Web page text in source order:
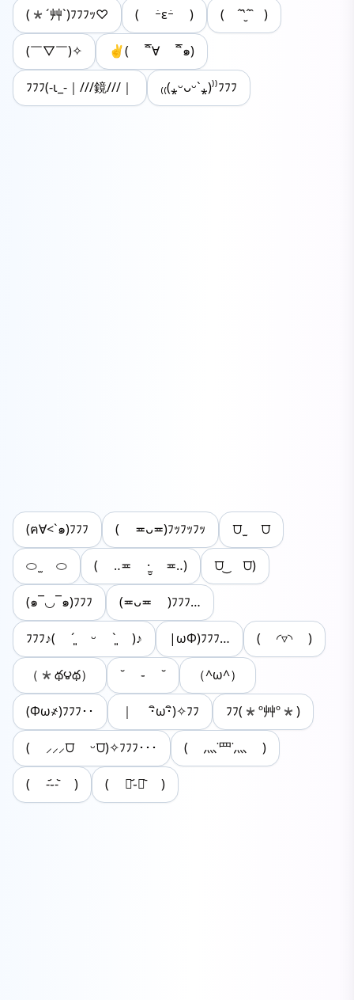
(*´艸`)ﾌﾌﾌｯ♡ ( ｰ̀εｰ́ ) ( ˆ̑‵̮ˆ̑ )
(￣▽￣)✧ ✌( ¯ิ∀ ¯ิ๑)
ﾌﾌﾌ(-ι_-｜///鏡///｜ ₍₍(⁎ᵕᴗᵕ`⁎)⁾⁾ﾌﾌﾌ
(ฅ∀<`๑)ﾌﾌﾌ ( ≖ᴗ≖​)ﾌｯﾌｯﾌｯ ⩌ ̫ ⩌
⬭ ̫ ⬭ ( ‥≖ ·̫̮ ≖‥) ⩌ ͜ ⩌)
(๑¯◡¯๑)ﾌﾌﾌ (≖ᴗ≖ )ﾌﾌﾌ…
ﾌﾌﾌ♪( ´͈ ᵕ `͈ )♪ |ωΦ)ﾌﾌﾌ… ( ◜▿◝ )
（*థ౪థ） ˘ ֊ ˘ （^ω^）
(Φω҂)ﾌﾌﾌ･･ ｜ ･ิω･ิ)✧ﾌﾌ ﾌﾌ(*º艸º*)
( ⸝⸝⸝⩌ ᵕ⩌)✧ﾌﾌﾌ･･･ ( 灬˙罒˙灬 )
( -᷄֊-᷅ ) ( ･᷄֊･᷅ )